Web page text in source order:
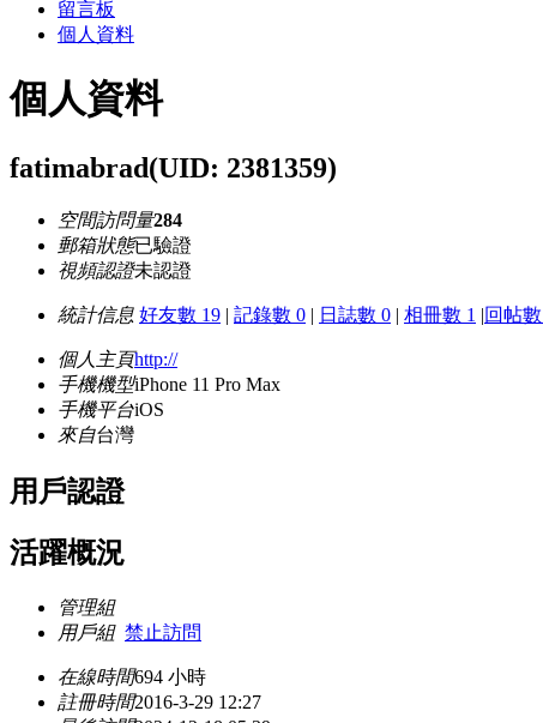
留言板
個人資料
個人資料
fatimabrad(UID: 2381359)
空間訪問量284
郵箱狀態已驗證
視頻認證未認證
統計信息 好友數 19 | 記錄數 0 | 日誌數 0 | 相冊數 1 |回帖
個人主頁http://
手機機型iPhone 11 Pro Max
手機平台iOS
來自台灣
用戶認證
活躍概況
管理組
用戶組 禁止訪問
在線時間694 小時
註冊時間2016-3-29 12:27